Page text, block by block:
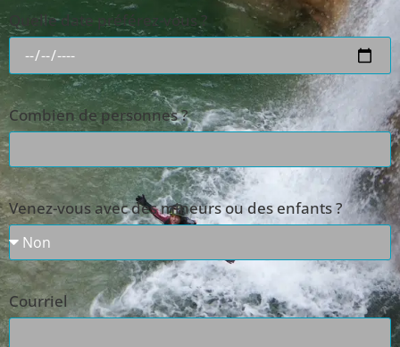
Quelle date préférez-vous ?
Combien de personnes ?
Venez-vous avec des mineurs ou des enfants ?
Courriel